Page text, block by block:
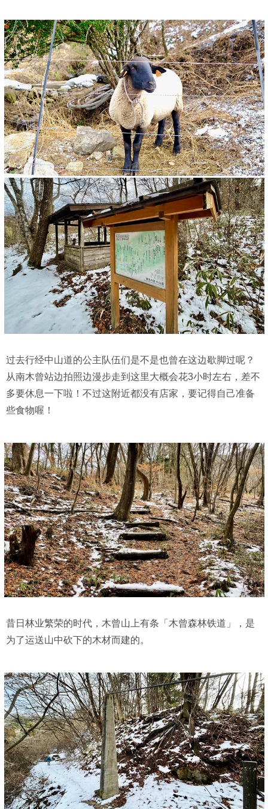
过去行经中山道的公主队伍们是不是也曾在这边歇脚过呢？
从南木曾站边拍照边漫步走到这里大概会花3小时左右，差不
多要休息一下啦！不过这附近都没有店家，要记得自己准备
些食物喔！
昔日林业繁荣的时代，木曾山上有条「木曾森林铁道」，是
为了运送山中砍下的木材而建的。